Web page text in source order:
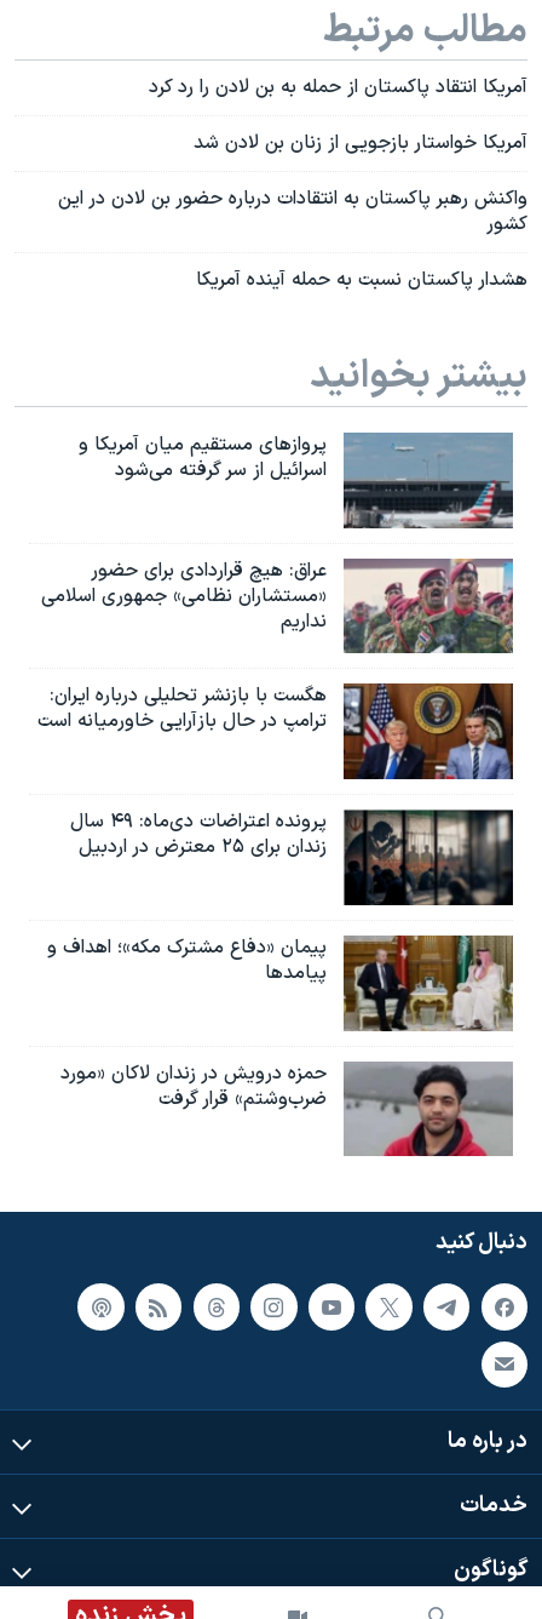
مطالب مرتبط
آمریکا انتقاد پاکستان از حمله به بن لادن را رد کرد
آمریکا خواستار بازجویی از زنان بن لادن شد
واکنش رهبر پاکستان به انتقادات درباره حضور بن لادن در این
کشور
هشدار پاکستان نسبت به حمله آینده آمریکا
بیشتر بخوانید
پروازهای مستقیم میان آمریکا و
اسرائیل از سر گرفته می‌شود
عراق: هیچ قراردادی برای حضور
«مستشاران نظامی» جمهوری اسلامی
نداریم
هگست با بازنشر تحلیلی درباره ایران:
ترامپ در حال بازآرایی خاورمیانه است
پرونده اعتراضات دی‌ماه: ۴۹ سال
زندان برای ۲۵ معترض در اردبیل
پیمان «دفاع مشترک مکه»؛ اهداف و
پیامدها
حمزه درویش در زندان لاکان «مورد
ضرب‌وشتم» قرار گرفت
دنبال کنید
در باره ما
خدمات
گوناگون